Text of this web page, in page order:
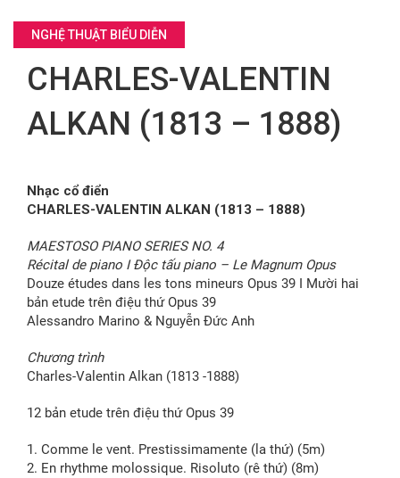
NGHỆ THUẬT BIỂU DIỄN
CHARLES-VALENTIN
ALKAN (1813 – 1888)
Nhạc cổ điển
CHARLES-VALENTIN ALKAN (1813 – 1888)
MAESTOSO PIANO SERIES NO. 4
Récital de piano I Độc tấu piano – Le Magnum Opus
Douze études dans les tons mineurs Opus 39 I Mười hai
bản etude trên điệu thứ Opus 39
Alessandro Marino & Nguyễn Đức Anh
Chương trình
Charles-Valentin Alkan (1813 -1888)
12 bản etude trên điệu thứ Opus 39
1. Comme le vent. Prestissimamente (la thứ) (5m)
2. En rhythme molossique. Risoluto (rê thứ) (8m)